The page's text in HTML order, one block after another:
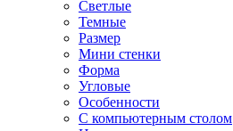
Светлые
Темные
Размер
Мини стенки
Форма
Угловые
Особенности
С компьютерным столом